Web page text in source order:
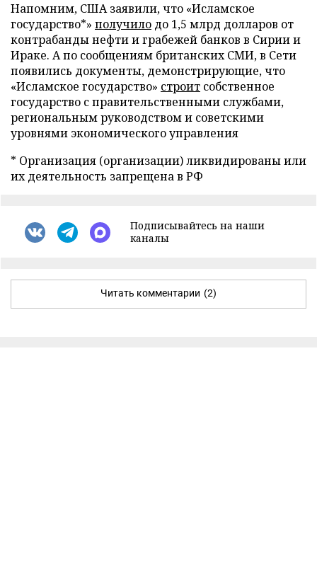
Напомним, США заявили, что «Исламское
государство*» получило до 1,5 млрд долларов от
контрабанды нефти и грабежей банков в Сирии и
Ираке. А по сообщениям британских СМИ, в Сети
появились документы, демонстрирующие, что
«Исламское государство» строит собственное
государство с правительственными службами,
региональным руководством и советскими
уровнями экономического управления
* Организация (организации) ликвидированы или
их деятельность запрещена в РФ
Подписывайтесь на наши
каналы
Читать комментарии (2)